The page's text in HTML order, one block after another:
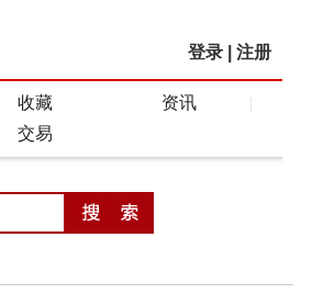
登录 注册
收藏
资讯
交易